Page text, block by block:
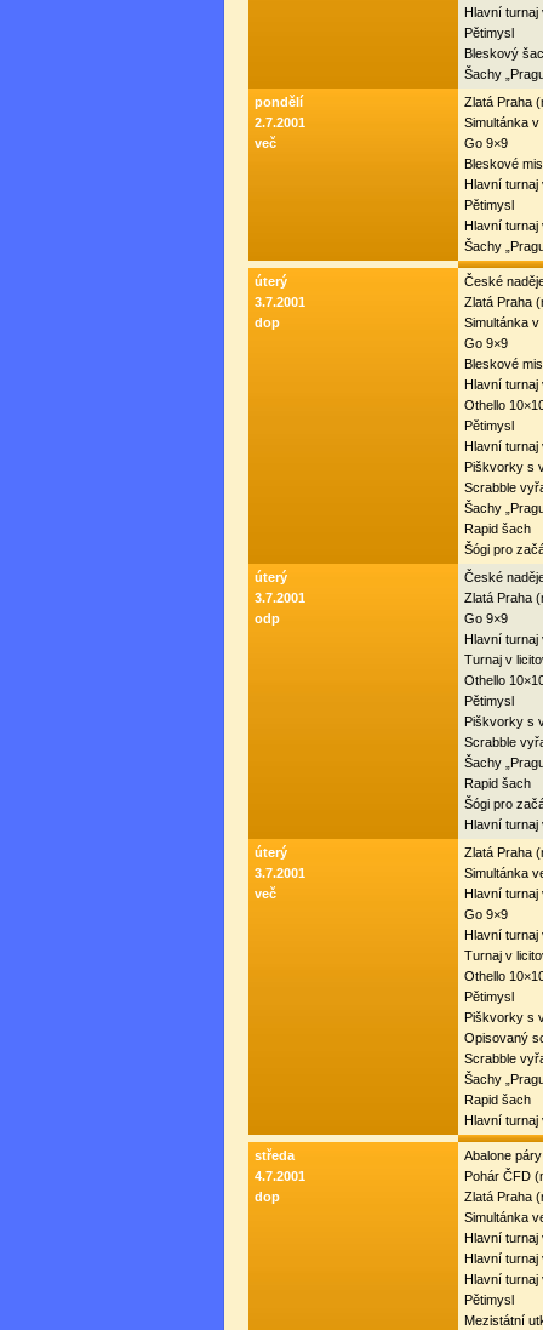
Hlavní turnaj
Pětimysl
Bleskový
Šachy
pondělí
2.7.2001
več
Zlatá Praha
Simultánka
Go 9×9
Bleskové
Hlavní turnaj
Pětimysl
Hlavní turnaj
Šachy
úterý
3.7.2001
dop
České
Zlatá Praha
Simultánka
Go 9×9
Bleskové
Hlavní turnaj
Othello
Pětimysl
Hlavní turnaj
Piškvorky s
Scrabble
Šachy
Rapid šach
Šógi pro
úterý
3.7.2001
odp
České
Zlatá Praha
Go 9×9
Hlavní turnaj
Turnaj v
Othello
Pětimysl
Piškvorky s
Scrabble
Šachy
Rapid šach
Šógi pro
Hlavní turnaj
úterý
3.7.2001
več
Zlatá Praha
Simultánka
Hlavní turnaj
Go 9×9
Hlavní turnaj
Turnaj v
Othello
Pětimysl
Piškvorky s
Opisovaný
Scrabble
Šachy
Rapid šach
Hlavní turnaj
středa
4.7.2001
dop
Abalone páry
Pohár ČFD
Zlatá Praha
Simultánka
Hlavní turnaj
Hlavní turnaj
Hlavní turnaj
Pětimysl
Mezistátní